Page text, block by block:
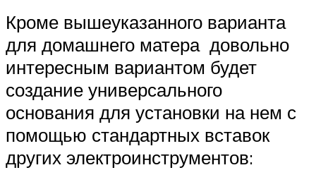
Кроме вышеуказанного варианта
для домашнего матера довольно
интересным вариантом будет
создание универсального
основания для установки на нем с
помощью стандартных вставок
других электроинструментов: